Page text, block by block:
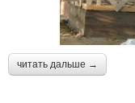
читать дальше →